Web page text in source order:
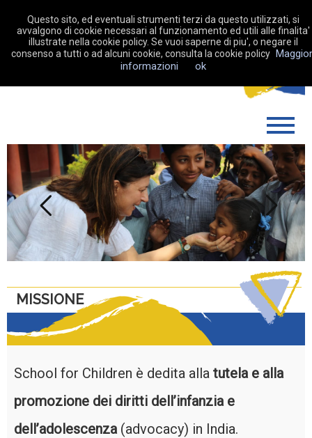
DONA ORA
COME OPERIAMO
SOSTIENICI
LA MIA RACCOLTA FONDI
NEWS
CONTATTI
Previous Next
MISSIONE
School for Children è dedita alla tutela e alla
promozione dei diritti dell’infanzia e
dell’adolescenza(advocacy) in India.
Questo sito, ed eventuali strumenti terzi da questo utilizzati, si
avvalgono di cookie necessari al funzionamento ed utili alle finalita'
illustrate nella cookie policy. Se vuoi saperne di piu', o negare il
consenso a tutti o ad alcuni cookie, consulta la cookie policy
informazioni
ok